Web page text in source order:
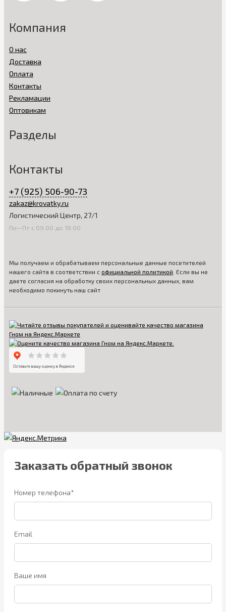
Компания
О нас
Доставка
Оплата
Контакты
Рекламации
Оптовикам
Разделы
Контакты
+7 (925) 506-90-73
zakaz@krovatky.ru
Логистический Центр, 27/1
Пн—Пт с 09:00 до 18:00
Мы получаем и обрабатываем персональные данные посетителей
нашего сайта в соответствии с официальной политикой . Если вы не
даете согласия на обработку своих персональных данных, вам
необходимо покинуть наш сайт
Заказать обратный звонок
Номер телефона*
Email
Ваше имя